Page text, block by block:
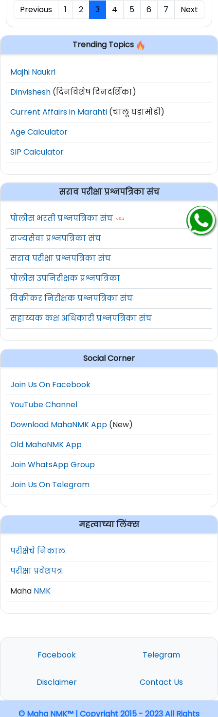
Previous 1 2 3 4 5 6 7 Next
Trending Topics
Majhi Naukri
Dinvishesh(दिनविशेष दिनदर्शिका)
Current Affairs in Marahti(चालू घडामोडी)
Age Calculator
SIP Calculator
सराव परीक्षा प्रश्नपत्रिका संच
पोलीस भरती प्रश्नपत्रिका संच
राज्यसेवा प्रश्नपत्रिका संच
सराव परीक्षा प्रश्नपत्रिका संच
पोलीस उपनिरीक्षक प्रश्नपत्रिका
विक्रीकर निरीक्षक प्रश्नपत्रिका संच
सहाय्यक कक्ष अधिकारी प्रश्नपत्रिका संच
Social Corner
Join Us On Facebook
YouTube Channel
Download MahaNMK App(New)
Old MahaNMK App
Join WhatsApp Group
Join Us On Telegram
महत्वाच्या लिंक्स
परीक्षेचे निकाल.
परीक्षा प्रवेशपत्र.
MahaNMK
Telegram